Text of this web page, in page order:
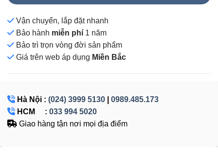
Vận chuyển, lắp đặt nhanh
Bảo hành miễn phí 1 năm
Bảo trì trọn vòng đời sản phẩm
Giá trên web áp dụng Miền Bắc
Hà Nội : (024) 3999 5130
0989.485.173
HCM : 033 994 5020
Giao hàng tận nơi mọi địa điểm